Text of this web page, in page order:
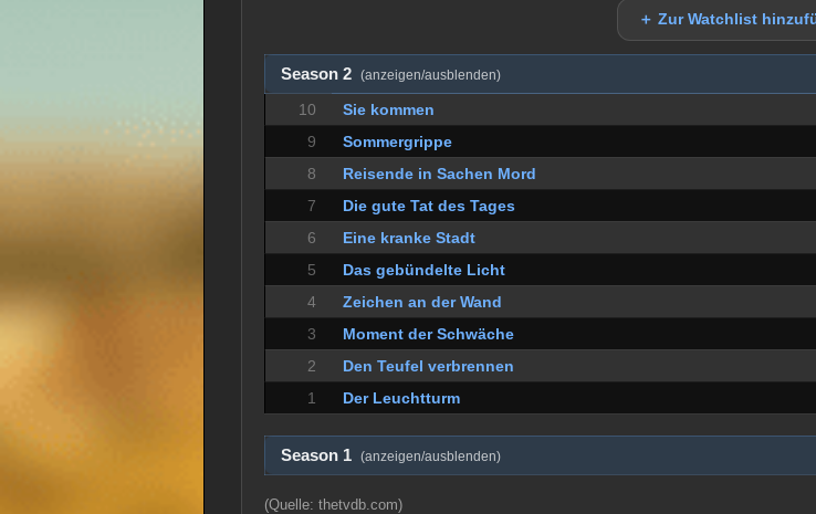
＋ Zur Watchlist
Season 2 (anzeigen/ausblenden)
10 Sie kommen
9 Sommergrippe
8 Reisende in Sachen Mord
7 Die gute Tat des Tages
6 Eine kranke Stadt
5 Das gebündelte Licht
4 Zeichen an der Wand
3 Moment der Schwäche
2 Den Teufel verbrennen
1 Der Leuchtturm
Season 1 (anzeigen/ausblenden)
(Quelle: thetvdb.com)